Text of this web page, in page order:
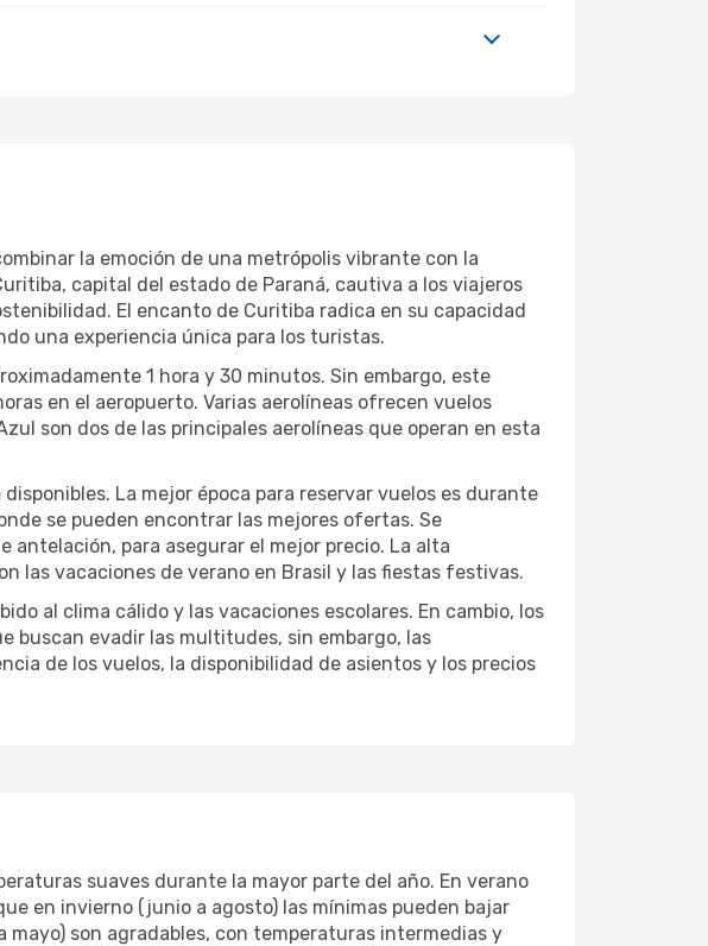
la emoción de una metrópolis vibrante con la
capital del estado de Paraná, cautiva a los viajeros
El encanto de Curitiba radica en su capacidad
una experiencia única para los turistas.
1 hora y 30 minutos. Sin embargo, este
en el aeropuerto. Varias aerolíneas ofrecen vuelos
son dos de las principales aerolíneas que operan en esta
La mejor época para reservar vuelos es durante
se pueden encontrar las mejores ofertas. Se
antelación, para asegurar el mejor precio. La alta
las vacaciones de verano en Brasil y las fiestas festivas.
al clima cálido y las vacaciones escolares. En cambio, los
buscan evadir las multitudes, sin embargo, las
de los vuelos, la disponibilidad de asientos y los precios
suaves durante la mayor parte del año. En verano
en invierno (junio a agosto) las mínimas pueden bajar
mayo) son agradables, con temperaturas intermedias y